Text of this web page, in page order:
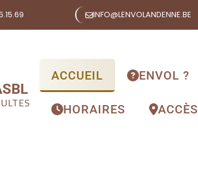
INFO@LENVOLANDENNE.BE
ACCUEIL ENVOL ?
HORAIRES ACCÈS